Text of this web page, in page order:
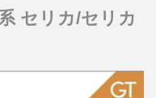
セリカ/セリカ